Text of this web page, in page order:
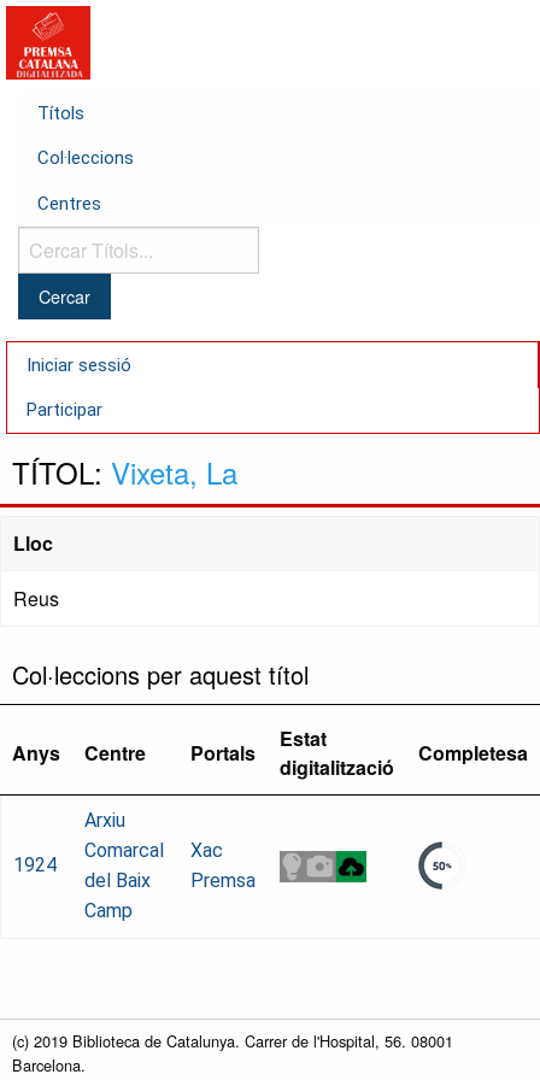
Títols
Col·leccions
Centres
Cercar
Títols...
Iniciar sessió
Participar
TÍTOL: Vixeta, La
Lloc
Reus
Col·leccions per aquest títol
Anys Centre Portals
Estat
digitalització
Completesa
1924
Arxiu
Comarcal
del Baix
Camp
Xac
Premsa
(c) 2019 Biblioteca de Catalunya. Carrer de l'Hospital, 56. 08001
Barcelona.